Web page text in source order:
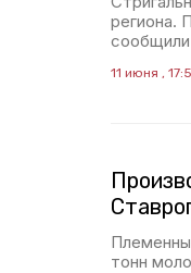
региона.
сообщили
11 июня ,
тонн